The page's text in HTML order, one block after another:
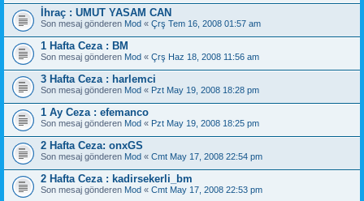
İhraç : UMUT YASAM CAN
Son mesaj gönderen Mod « Çrş Tem 16, 2008 01:57 am
1 Hafta Ceza : BM
Son mesaj gönderen Mod « Çrş Haz 18, 2008 11:56 am
3 Hafta Ceza : harlemci
Son mesaj gönderen Mod « Pzt May 19, 2008 18:28 pm
1 Ay Ceza : efemanco
Son mesaj gönderen Mod « Pzt May 19, 2008 18:25 pm
2 Hafta Ceza: onxGS
Son mesaj gönderen Mod « Cmt May 17, 2008 22:54 pm
2 Hafta Ceza : kadirsekerli_bm
Son mesaj gönderen Mod « Cmt May 17, 2008 22:53 pm